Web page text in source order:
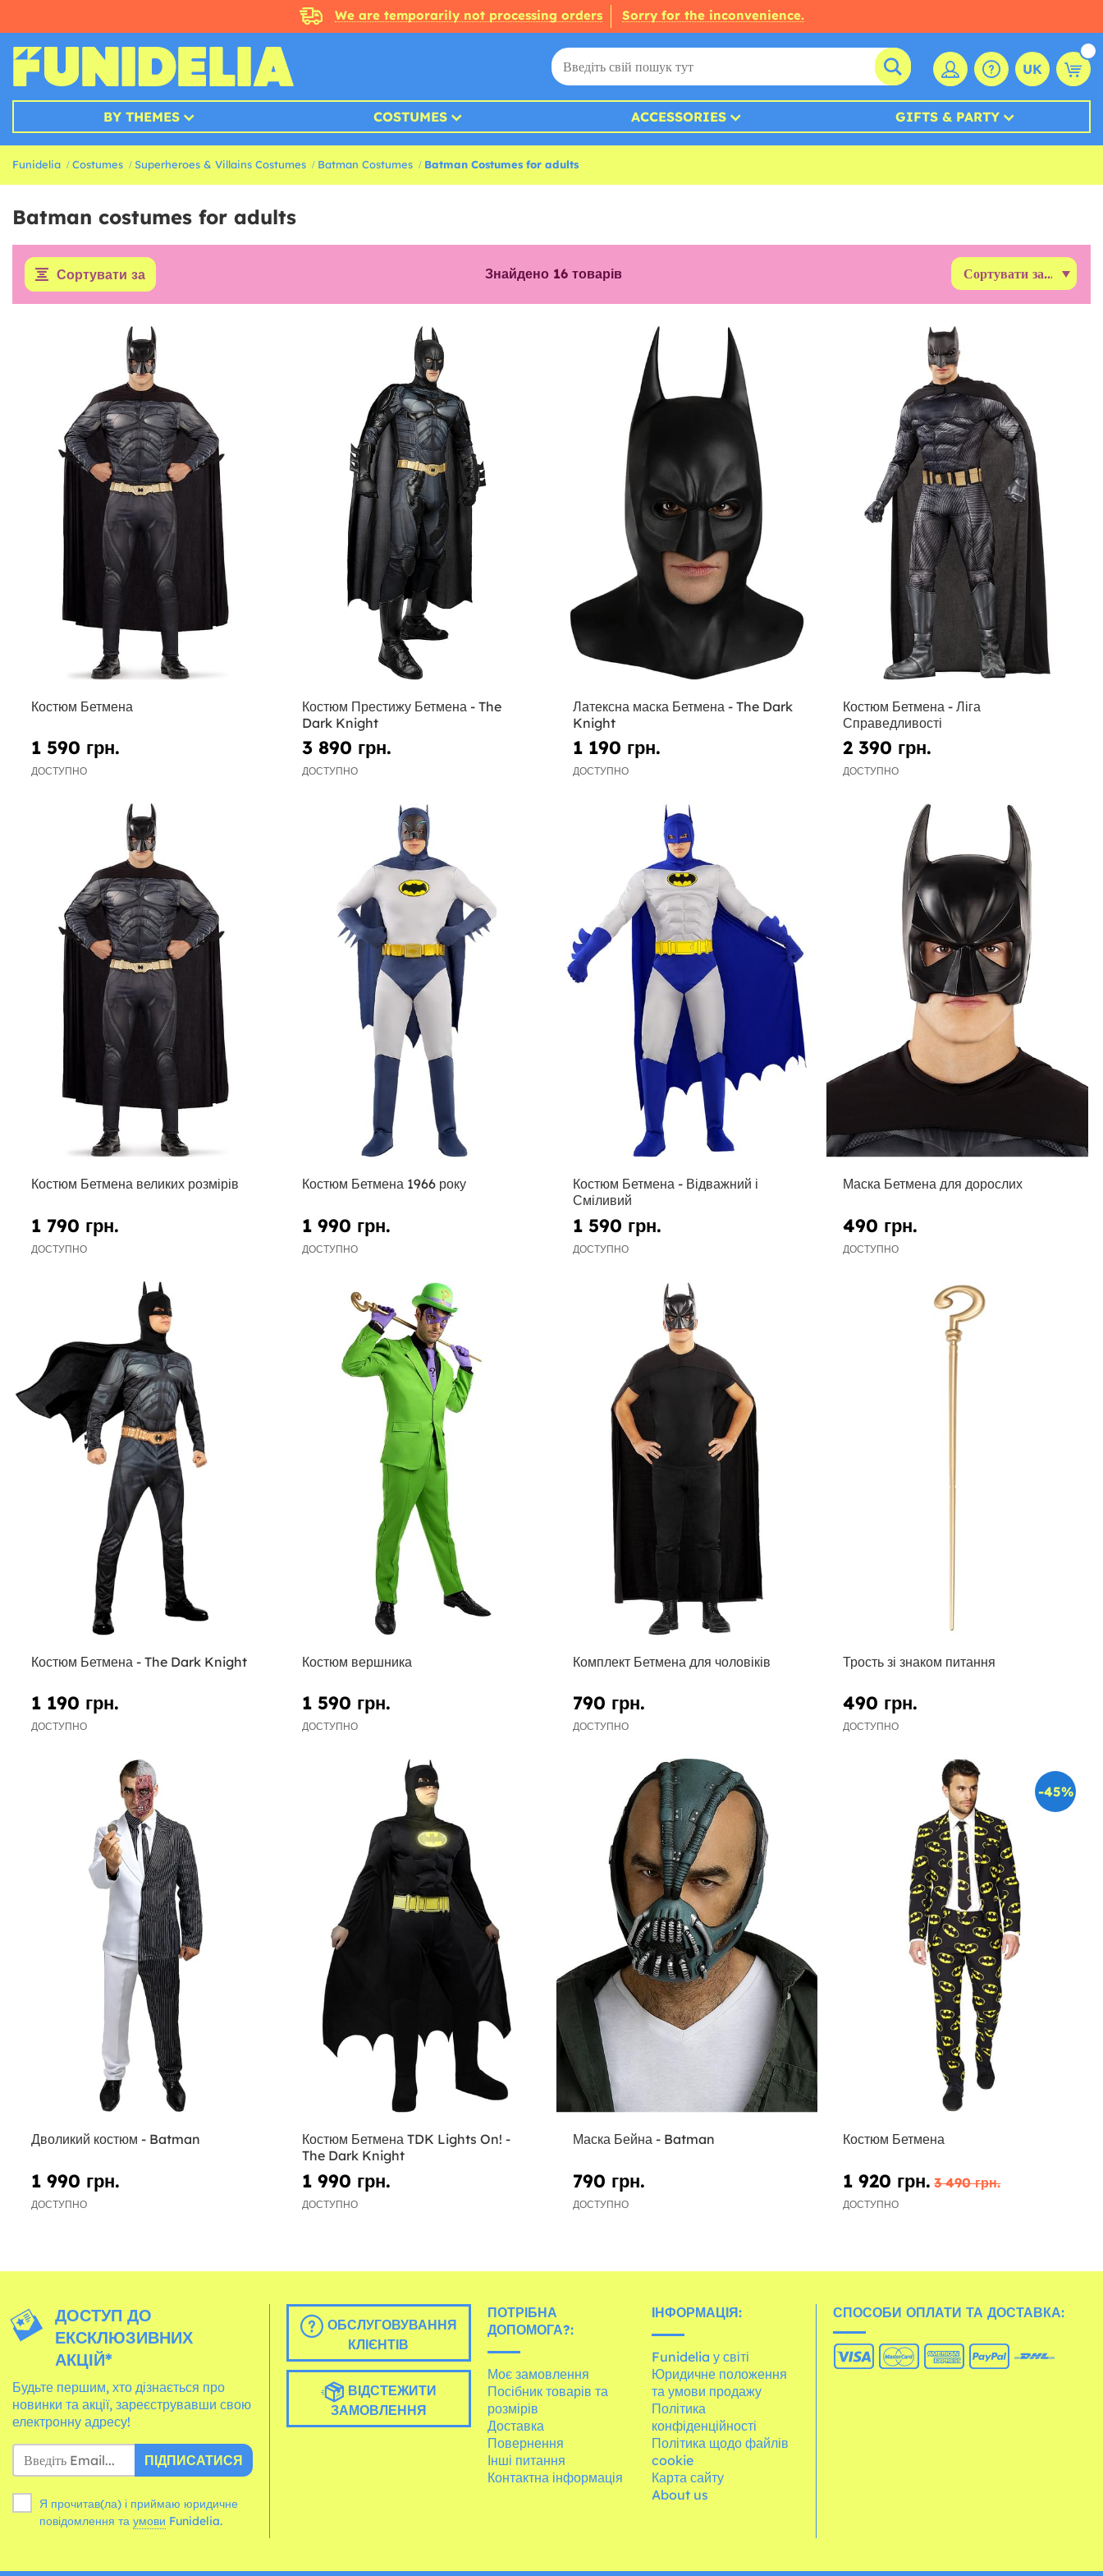
We are temporarily not processing orders Sorry for the inconvenience.
UK
BY THEMES COSTUMES ACCESSORIES GIFTS & PARTY
Funidelia Costumes Superheroes & Villains Costumes Batman Costumes Batman Costumes for adults
Batman costumes for adults
Сортувати за Знайдено 16 товарів
Костюм Бетмена
1 590 грн.
ДОСТУПНО
Костюм Престижу Бетмена - The
Dark Knight
3 890 грн.
ДОСТУПНО
Латексна маска Бетмена - The Dark
Knight
1 190 грн.
ДОСТУПНО
Костюм Бетмена - Ліга
Справедливості
2 390 грн.
ДОСТУПНО
Костюм Бетмена великих розмірів
1 790 грн.
ДОСТУПНО
Костюм Бетмена 1966 року
1 990 грн.
ДОСТУПНО
Костюм Бетмена - Відважний і
Сміливий
1 590 грн.
ДОСТУПНО
Маска Бетмена для дорослих
490 грн.
ДОСТУПНО
Костюм Бетмена - The Dark Knight
1 190 грн.
ДОСТУПНО
Костюм вершника
1 590 грн.
ДОСТУПНО
Комплект Бетмена для чоловіків
790 грн.
ДОСТУПНО
Трость зі знаком питання
490 грн.
ДОСТУПНО
Дволикий костюм - Batman
1 990 грн.
ДОСТУПНО
Костюм Бетмена TDK Lights On! -
The Dark Knight
1 990 грн.
ДОСТУПНО
Маска Бейна - Batman
790 грн.
ДОСТУПНО
-45%
Костюм Бетмена
1 920 грн. 3 490 грн.
ДОСТУПНО
ДОСТУП ДО
ЕКСКЛЮЗИВНИХ
АКЦІЙ*
Будьте першим, хто дізнається про
новинки та акції, зареєструвавши свою
електронну адресу!
ПІДПИСАТИСЯ
Я прочитав(ла) і приймаю юридичне
повідомлення та умови Funidelia.
ОБСЛУГОВУВАННЯ
КЛІЄНТІВ
ВІДСТЕЖИТИ
ЗАМОВЛЕННЯ
ПОТРІБНА
ДОПОМОГА?:
Моє замовлення
Посібник товарів та
розмірів
Доставка
Повернення
Інші питання
Контактна інформація
ІНФОРМАЦІЯ:
Funidelia у світі
Юридичне положення
та умови продажу
Політика
конфіденційності
Політика щодо файлів
cookie
Карта сайту
About us
СПОСОБИ ОПЛАТИ ТА ДОСТАВКА: